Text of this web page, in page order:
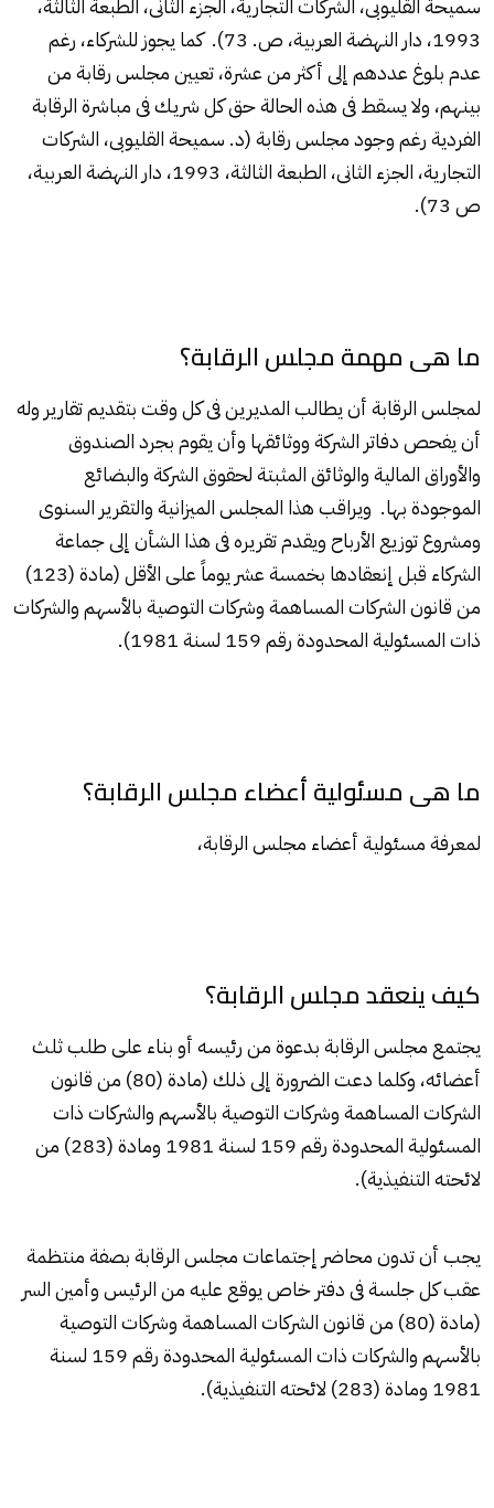
سميحة القليوبى، الشركات التجارية، الجزء الثانى، الطبعة الثالثة،
1993، دار النهضة العربية، ص. 73). كما يجوز للشركاء، رغم
عدم بلوغ عددهم إلى أكثر من عشرة، تعيين مجلس رقابة من
بينهم، ولا يسقط فى هذه الحالة حق كل شريك فى مباشرة الرقابة
الفردية رغم وجود مجلس رقابة (د. سميحة القليوبى، الشركات
التجارية، الجزء الثانى، الطبعة الثالثة، 1993، دار النهضة العربية،
ص 73).
ما هى مهمة مجلس الرقابة؟
لمجلس الرقابة أن يطالب المديرين فى كل وقت بتقديم تقارير وله
أن يفحص دفاتر الشركة ووثائقها وأن يقوم بجرد الصندوق
والأوراق المالية والوثائق المثبتة لحقوق الشركة والبضائع
الموجودة بها. ويراقب هذا المجلس الميزانية والتقرير السنوى
ومشروع توزيع الأرباح ويقدم تقريره فى هذا الشأن إلى جماعة
الشركاء قبل إنعقادها بخمسة عشر يوماً على الأقل (مادة (123)
من قانون الشركات المساهمة وشركات التوصية بالأسهم والشركات
ذات المسئولية المحدودة رقم 159 لسنة 1981).
ما هى مسئولية أعضاء مجلس الرقابة؟
لمعرفة مسئولية أعضاء مجلس الرقابة،
كيف ينعقد مجلس الرقابة؟
يجتمع مجلس الرقابة بدعوة من رئيسه أو بناء على طلب ثلث
أعضائه، وكلما دعت الضرورة إلى ذلك (مادة (80) من قانون
الشركات المساهمة وشركات التوصية بالأسهم والشركات ذات
المسئولية المحدودة رقم 159 لسنة 1981 ومادة (283) من
لائحته التنفيذية).
يجب أن تدون محاضر إجتماعات مجلس الرقابة بصفة منتظمة
عقب كل جلسة فى دفتر خاص يوقع عليه من الرئيس وأمين السر
(مادة (80) من قانون الشركات المساهمة وشركات التوصية
بالأسهم والشركات ذات المسئولية المحدودة رقم 159 لسنة
1981 ومادة (283) لائحته التنفيذية).